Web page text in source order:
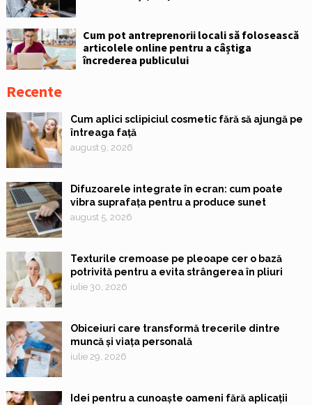
Cum pot antreprenorii locali să folosească
articolele online pentru a câștiga
încrederea publicului
Recente
Cum aplici sclipiciul cosmetic fără să ajungă pe
întreaga față
august 9, 2026
Difuzoarele integrate în ecran: cum poate
vibra suprafața pentru a produce sunet
august 5, 2026
Texturile cremoase pe pleoape cer o bază
potrivită pentru a evita strângerea în pliuri
iulie 30, 2026
Obiceiuri care transformă trecerile dintre
muncă și viața personală
iulie 29, 2026
Idei pentru a cunoaște oameni fără aplicații